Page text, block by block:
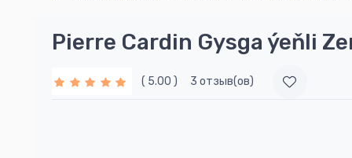
Pierre Cardin Gysga ýeňli
( 5.00 ) 3 отзыв(ов)